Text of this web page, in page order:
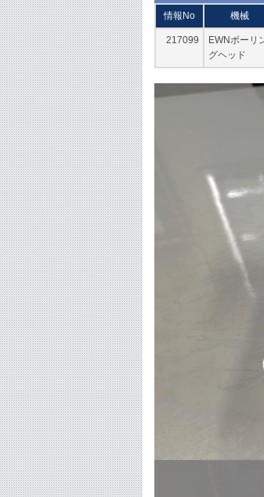
情報No 機械
217099
EWNボーリ
グヘッド